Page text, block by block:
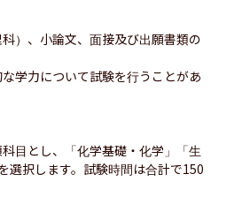
）、小論文、面接及び出願書類の
学力について試験を行うことがあ
科目とし、「化学基礎・化学」「生
選択します。試験時間は合計で150